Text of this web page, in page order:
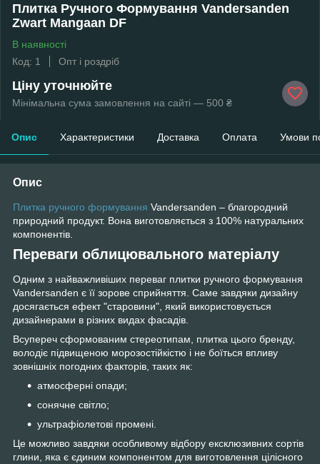
Плитка Ручного Формування Vandersanden
Zwart Mangaan DF
В наявності
Код: 1
Опт і роздріб
Ціну уточнюйте
Мінімальна сума замовлення на сайті — 500 ₴
Опис Характеристики Доставка Оплата Умови
Опис
Плитка ручного формування Vandersanden – благородний
природний продукт. Вона виготовляється з 100% натуральних
компонентів.
Переваги облицювального матеріалу
Одним з найважливіших переваг плитки ручного формування
Vandersanden є її зорове сприйняття. Саме завдяки дизайну
досягається ефект "старовини", який використовується
дизайнерами в різних видах фасадів.
Всупереч сформованим стереотипам, плитка цього бренду,
володіє підвищеною морозостійкістю і не боїться впливу
зовнішніх погодних факторів, таких як:
атмосферні опади;
сонячне світло;
ультрафіолетові промені.
Це можливо завдяки особливому відбору ексклюзивних сортів
глини, яка є єдиним компонентом для виготовлення цілісного